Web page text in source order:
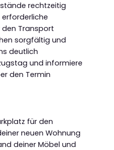
rechtzeitig
Transport
sorgfältig und
deutlich
und informiere
den Termin
für den
neuen Wohnung
deiner Möbel und